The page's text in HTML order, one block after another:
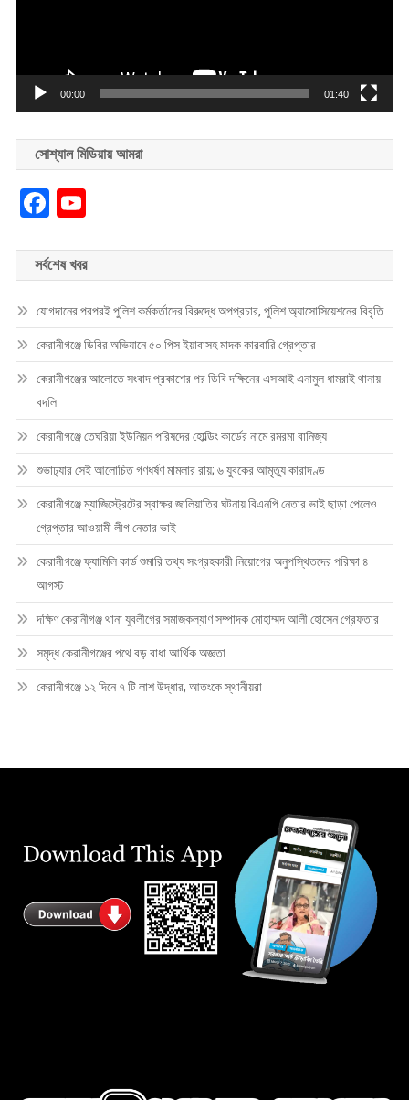
00:00 01:40
সোশ্যাল মিডিয়ায় আমরা
Facebook
সর্বশেষ খবর
যোগদানের পরপরই পুলিশ কর্মকর্তাদের বিরুদ্ধে অপপ্রচার, পুলিশ অ্যাসোসিয়েশনের বিবৃতি
কেরানীগঞ্জে ডিবির অভিযানে ৫০ পিস ইয়াবাসহ মাদক কারবারি গ্রেপ্তার
কেরানীগঞ্জের আলোতে সংবাদ প্রকাশের পর ডিবি দক্ষিনের এসআই এনামুল ধামরাই থানায়
বদলি
কেরানীগঞ্জে তেঘরিয়া ইউনিয়ন পরিষদের হোল্ডিং কার্ডের নামে রমরমা বানিজ্য
শুভাঢ্যার সেই আলোচিত গণধর্ষণ মামলার রায়; ৬ যুবকের আমৃত্যু কারাদণ্ড
কেরানীগঞ্জে ম্যাজিস্ট্রেটের স্বাক্ষর জালিয়াতির ঘটনায় বিএনপি নেতার ভাই ছাড়া পেলেও
গ্রেপ্তার আওয়ামী লীগ নেতার ভাই
কেরানীগঞ্জে ফ্যামিলি কার্ড শুমারি তথ্য সংগ্রহকারী নিয়োগের অনুপস্থিতদের পরিক্ষা ৪
আগস্ট
দক্ষিণ কেরানীগঞ্জ থানা যুবলীগের সমাজকল্যাণ সম্পাদক মোহাম্মদ আলী হোসেন গ্রেফতার
সমৃদ্ধ কেরানীগঞ্জের পথে বড় বাধা আর্থিক অজ্ঞতা
কেরানীগঞ্জে ১২ দিনে ৭ টি লাশ উদ্ধার, আতংকে স্থানীয়রা